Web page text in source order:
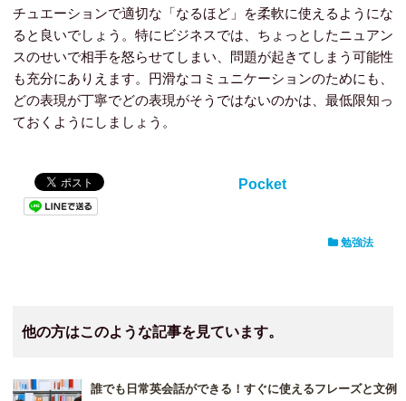
チュエーションで適切な「なるほど」を柔軟に使えるようにな
ると良いでしょう。特にビジネスでは、ちょっとしたニュアン
スのせいで相手を怒らせてしまい、問題が起きてしまう可能性
も充分にありえます。円滑なコミュニケーションのためにも、
どの表現が丁寧でどの表現がそうではないのかは、最低限知っ
ておくようにしましょう。
Pocket
勉強法
他の方はこのような記事を見ています。
誰でも日常英会話ができる！すぐに使えるフレーズと文例